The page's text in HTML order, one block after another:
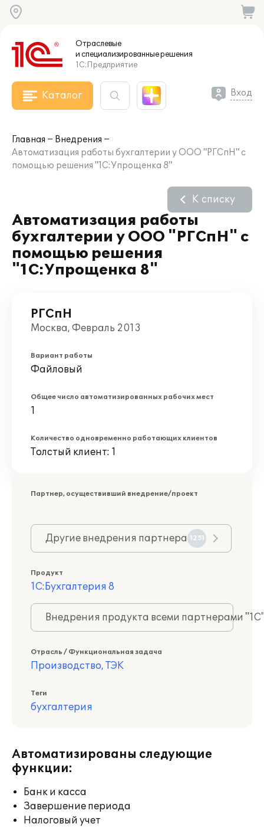
Отраслевые
и специализированныерешения
1С:Предприятие
Каталог Вход
Главная
Внедрения
Автоматизация работы бухгалтерии у ООО "РГСпН" с
помощью решения "1С:Упрощенка 8"
Автоматизация работы
бухгалтерии у ООО "РГСпН" с
помощью решения
"1С:Упрощенка 8"
К списку
РГСпН
Москва, Февраль 2013
Вариант работы
Файловый
Общее число автоматизированных рабочих мест
1
Количество одновременно работающих клиентов
Толстый клиент: 1
Партнер, осуществивший внедрение/проект
Другие внедрения партнера 1251
Продукт
1С:Бухгалтерия 8
Внедрения продукта всеми партнерами
Отрасль / Функциональная задача
Производство, ТЭК
Теги
бухгалтерия
Автоматизированы следующие
функции:
Банк и касса
Завершение периода
Налоговый учет